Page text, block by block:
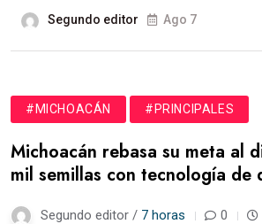
Segundo editor Ago 7
#MICHOACÁN #PRINCIPALES
Michoacán rebasa su meta al
mil semillas con tecnología de
Segundo editor / 7 horas 0